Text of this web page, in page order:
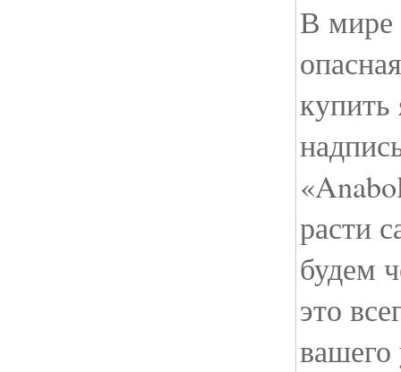
В мире
расти
будем
это
вашего